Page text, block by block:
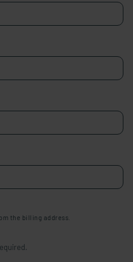
the billing address.